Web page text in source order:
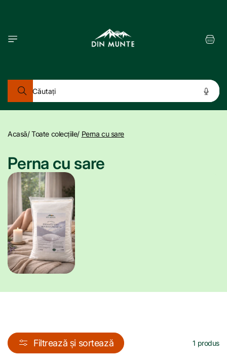
Căutați
Coș
Acasă/Toate colecțiile/ Perna cu sare
C
o
e
c
ț
i
e
Perna cu sare
Filtrează și sortează 1 produs